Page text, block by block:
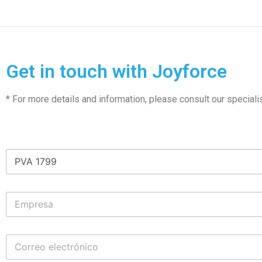
Get in touch with Joyforce
* For more details and information, please consult our